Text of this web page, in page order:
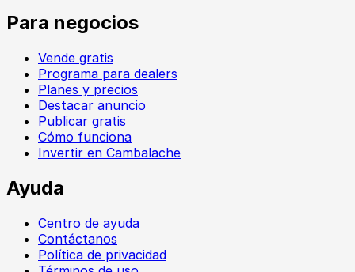
Para negocios
Vende gratis
Programa para dealers
Planes y precios
Destacar anuncio
Publicar gratis
Cómo funciona
Invertir en Cambalache
Ayuda
Centro de ayuda
Contáctanos
Política de privacidad